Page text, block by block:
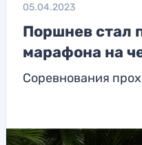
05.04.2023
Поршнев стал
марафона на
Соревнования